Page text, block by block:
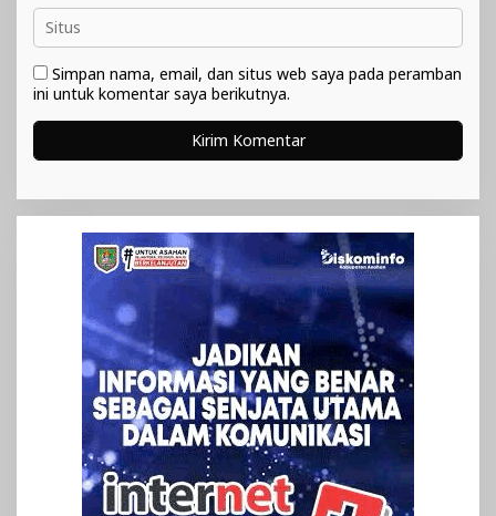
Simpan nama, email, dan situs web saya pada peramban
ini untuk komentar saya berikutnya.